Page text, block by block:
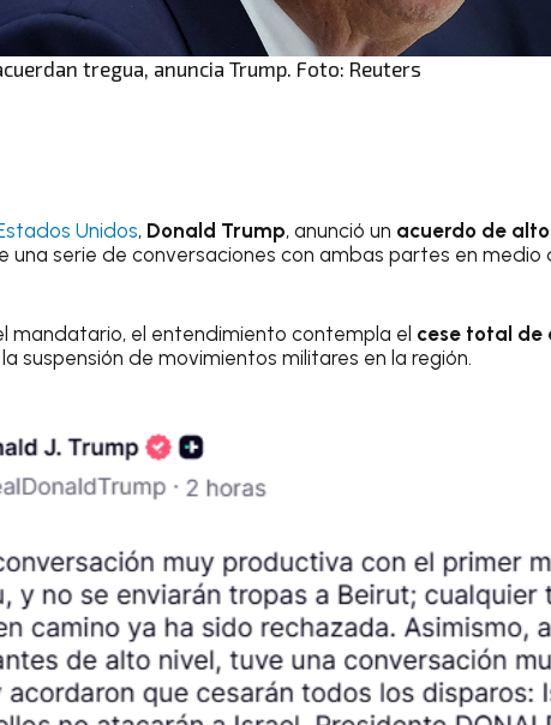
tregua, anuncia Trump. Foto: Reuters
Unidos, Donald Trump, anunció un acuerdo de
una serie de conversaciones con ambas partes en medio
mandatario, el entendimiento contempla el cese total de
suspensión de movimientos militares en la región.